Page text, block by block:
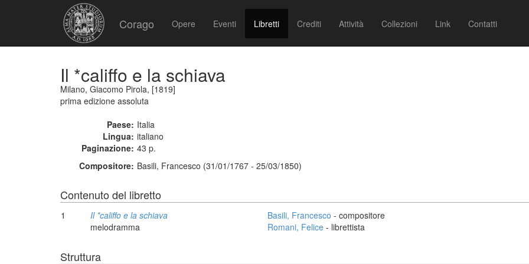
Corago Opere Eventi Libretti Crediti Attività Collezioni Link Contatti
Il *califfo e la schiava
Milano, Giacomo Pirola, [1819]
prima edizione assoluta
Paese: Italia
Lingua: italiano
Paginazione: 43 p.
Compositore: Basili, Francesco (31/01/1767 - 25/03/1850)
Contenuto del libretto
1
Il *califfo e la schiava
melodramma
Basili, Francesco - compositore
Romani, Felice - librettista
Struttura